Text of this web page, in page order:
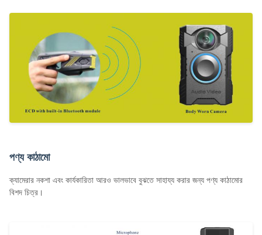
পণ্য কাঠামো
ক্যামেরার নকশা এবং কার্যকারিতা আরও ভালভাবে বুঝতে সাহায্য করার জন্য পণ্য কাঠামোর
বিশদ চিত্র।